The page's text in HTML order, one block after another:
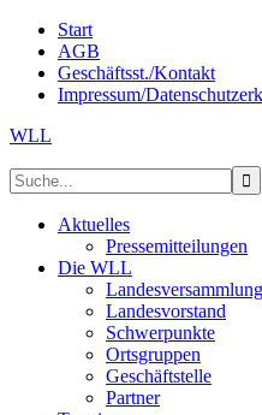
Start
AGB
Geschäftsst./Kontakt
Impressum/
WLL
Aktuelles
Pressemitteilungen
Die WLL
Landesversammlung
Landesvorstand
Schwerpunkte
Ortsgruppen
Geschäftstelle
Partner